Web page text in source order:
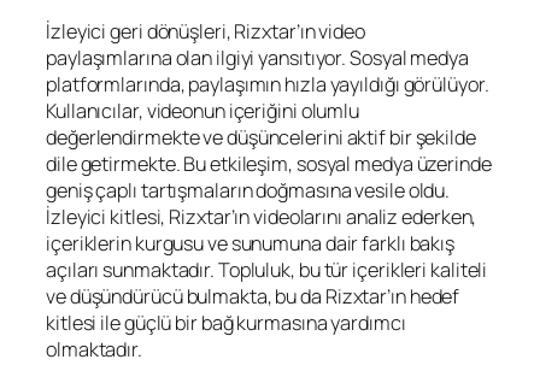
İzleyici geri dönüşleri, Rizxtar’ın video
paylaşımlarına olan ilgiyi yansıtıyor. Sosyal medya
platformlarında, paylaşımın hızla yayıldığı görülüyor.
Kullanıcılar, videonun içeriğini olumlu
değerlendirmekte ve düşüncelerini aktif bir şekilde
dile getirmekte. Bu etkileşim, sosyal medya üzerinde
geniş çaplı tartışmaların doğmasına vesile oldu.
İzleyici kitlesi, Rizxtar’ın videolarını analiz ederken,
içeriklerin kurgusu ve sunumuna dair farklı bakış
açıları sunmaktadır. Topluluk, bu tür içerikleri kaliteli
ve düşündürücü bulmakta, bu da Rizxtar’ın hedef
kitlesi ile güçlü bir bağ kurmasına yardımcı
olmaktadır.